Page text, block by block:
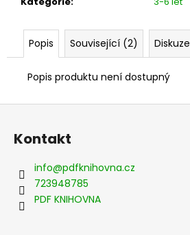
Popis Související (2) Diskuze
Popis produktu není dostupný
Z
Kontakt
info@pdfknihovna.cz
723948785
PDF KNIHOVNA